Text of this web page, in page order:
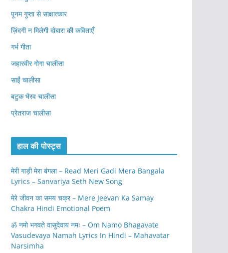
पूनम गुप्ता से साक्षात्कार
ज़िंदगी न मिलेगी दोबारा की कविताएँ
गर्भ गीता
जहारवीर गोगा चालीसा
साईं चालीसा
बटुक भैरव चालीसा
प्रेतराज चालीसा
हाल की पोस्ट्स
मेरी गाड़ी मेरा बंगला – Read Meri Gadi Mera Bangala
Lyrics – Sanvariya Seth New Song
मेरे जीवन का समय चक्र – Mere Jeevan Ka Samay
Chakra Hindi Emotional Poem
ॐ नमो भगवते वासुदेवाय नमः – Om Namo Bhagavate
Vasudevaya Namah Lyrics In Hindi – Mahavatar
Narsimha